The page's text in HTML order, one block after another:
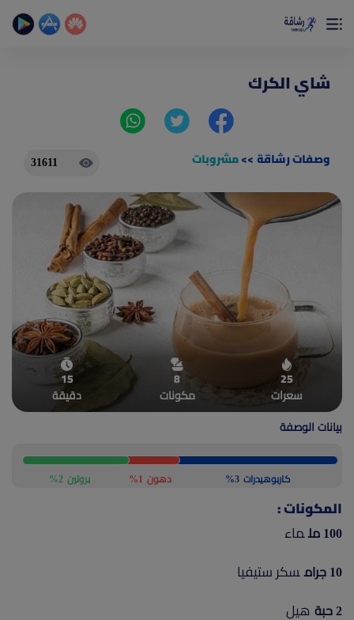
×
حساب الخطوات اليومية _ حساب السعرات _ تمارين منزلية
الصفحة الرئيسية
من نحن(current)
الأسئلة الشائعة
أعلن معنا(current)
شاي الكرك
وصفات رشاقة>>مشروبات 31611
25
سعرات
8
مكونات
15
دقيقة
بيانات الوصفة
كاربوهيدرات 3% دهون 1% بروتين 2%
المكونات :
100 مل ماء
10 جرام سكر ستيفيا
2 حبة هيل